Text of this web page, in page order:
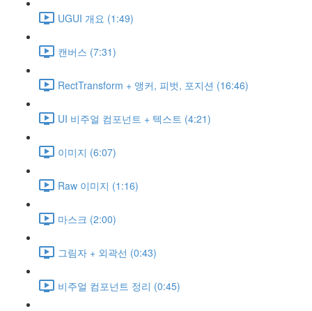
UGUI 개요 (1:49)
캔버스 (7:31)
RectTransform + 앵커, 피벗, 포지션 (16:46)
UI 비주얼 컴포넌트 + 텍스트 (4:21)
이미지 (6:07)
Raw 이미지 (1:16)
마스크 (2:00)
그림자 + 외곽선 (0:43)
비주얼 컴포넌트 정리 (0:45)